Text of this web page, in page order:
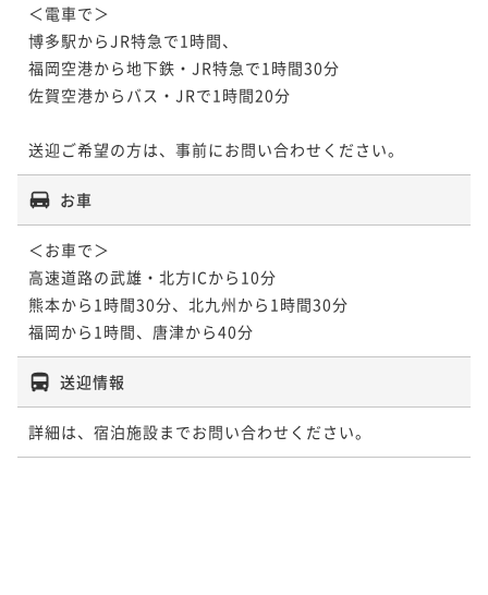
＜電車で＞
博多駅からJR特急で1時間、
福岡空港から地下鉄・JR特急で1時間30分
佐賀空港からバス・JRで1時間20分
送迎ご希望の方は、事前にお問い合わせください。
お車
＜お車で＞
高速道路の武雄・北方ICから10分
熊本から1時間30分、北九州から1時間30分
福岡から1時間、唐津から40分
送迎情報
詳細は、宿泊施設までお問い合わせください。